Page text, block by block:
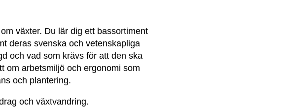
växter. Du lär dig ett bassortiment
deras svenska och vetenskapliga
och vad som krävs för att den ska
om arbetsmiljö och ergonomi som
och plantering.
och växtvandring.